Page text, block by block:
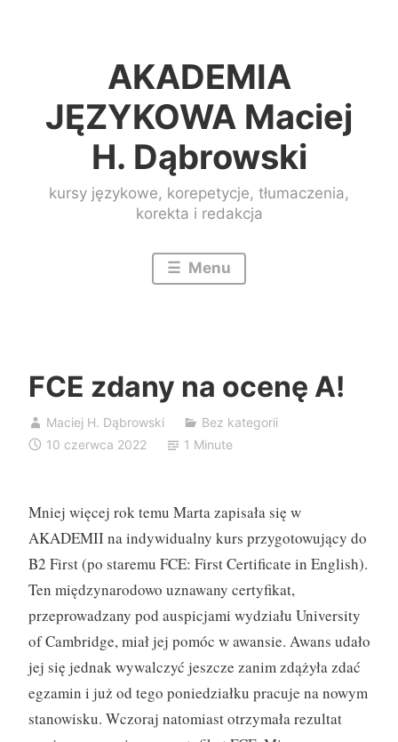
AKADEMIA
JĘZYKOWA Maciej
H. Dąbrowski
kursy językowe, korepetycje, tłumaczenia,
korekta i redakcja
Menu
FCE zdany na ocenę A!
Maciej H. Dąbrowski
Bez kategorii
10 czerwca 2022
1 Minute
Mniej więcej rok temu Marta zapisała się w
AKADEMII na indywidualny kurs przygotowujący do
B2 First (po staremu FCE: First Certificate in English).
Ten międzynarodowo uznawany certyfikat,
przeprowadzany pod auspicjami wydziału University
of Cambridge, miał jej pomóc w awansie. Awans udało
jej się jednak wywalczyć jeszcze zanim zdążyła zdać
egzamin i już od tego poniedziałku pracuje na nowym
stanowisku. Wczoraj natomiast otrzymała rezultat